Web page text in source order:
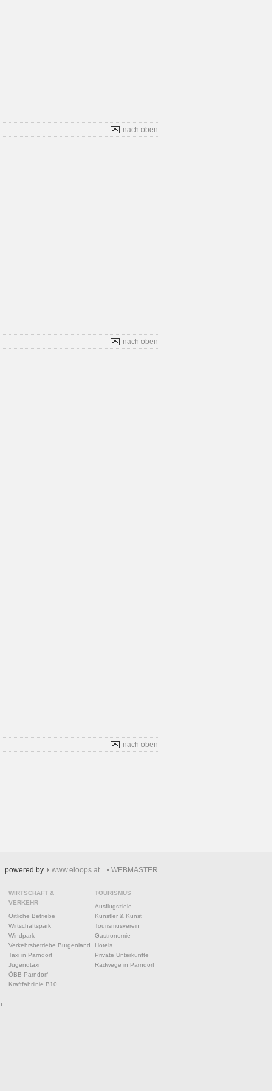
nach oben
nach oben
nach oben
powered by www.eloops.at WEBMASTER
WIRTSCHAFT &
VERKEHR
Örtliche Betriebe
Wirtschaftspark
Windpark
Verkehrsbetriebe Burgenland
Taxi in Parndorf
Jugendtaxi
ÖBB Parndorf
Kraftfahrlinie B10
TOURISMUS
Ausflugsziele
Künstler & Kunst
Tourismusverein
Gastronomie
Hotels
Private Unterkünfte
Radwege in Parndorf